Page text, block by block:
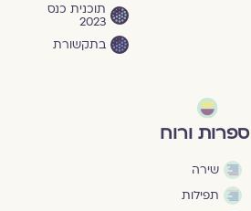
תוכנית כנס
2023
בתקשורת
ספרות ורוח
שירה
תפילות